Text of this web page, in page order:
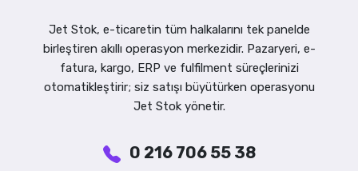
Jet Stok, e-ticaretin tüm halkalarını tek panelde
birleştiren akıllı operasyon merkezidir. Pazaryeri, e-
fatura, kargo, ERP ve fulfilment süreçlerinizi
otomatikleştirir; siz satışı büyütürken operasyonu
Jet Stok yönetir.
0 216 706 55 38